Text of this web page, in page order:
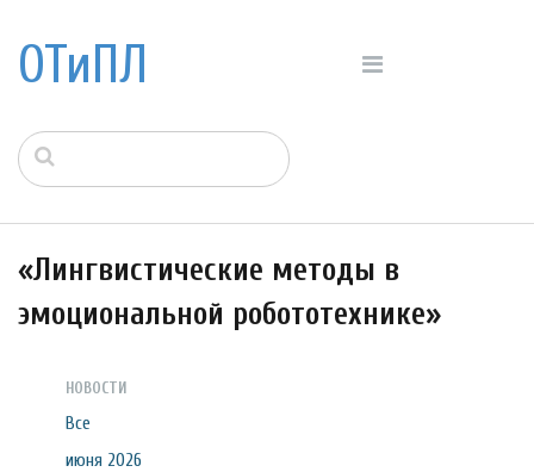
ОТиПЛ
«Лингвистические методы в
эмоциональной робототехнике»
НОВОСТИ
Все
июня 2026